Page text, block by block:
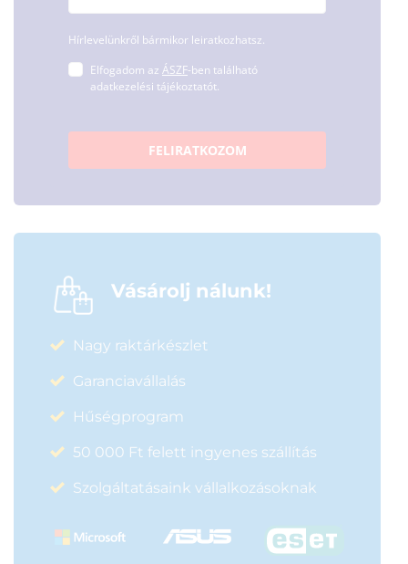
Hírlevelünkről bármikor leiratkozhatsz.
Elfogadom az ÁSZF-ben található
adatkezelési tájékoztatót.
FELIRATKOZOM
Vásárolj nálunk!
Nagy raktárkészlet
Garanciavállalás
Hűségprogram
50 000 Ft felett ingyenes szállítás
Szolgáltatásaink vállalkozásoknak